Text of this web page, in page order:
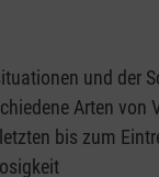
und der
Arten von
bis zum